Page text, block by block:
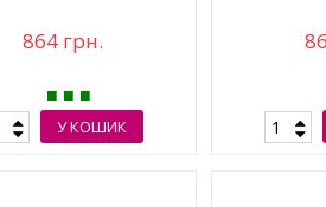
864 грн.
У КОШИК